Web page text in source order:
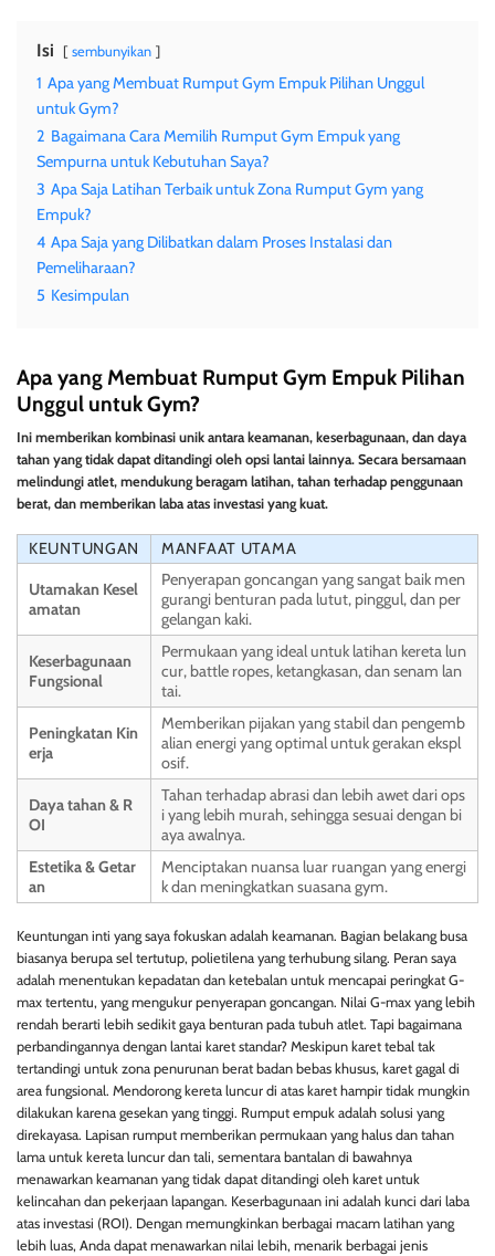
Isi sembunyikan
1 Apa yang Membuat Rumput Gym Empuk Pilihan Unggul
untuk Gym?
2 Bagaimana Cara Memilih Rumput Gym Empuk yang
Sempurna untuk Kebutuhan Saya?
3 Apa Saja Latihan Terbaik untuk Zona Rumput Gym yang
Empuk?
4 Apa Saja yang Dilibatkan dalam Proses Instalasi dan
Pemeliharaan?
5 Kesimpulan
Apa yang Membuat Rumput Gym Empuk Pilihan
Unggul untuk Gym?
Ini memberikan kombinasi unik antara keamanan, keserbagunaan, dan daya
tahan yang tidak dapat ditandingi oleh opsi lantai lainnya. Secara bersamaan
melindungi atlet, mendukung beragam latihan, tahan terhadap penggunaan
berat, dan memberikan laba atas investasi yang kuat.
KEUNTUNGAN MANFAAT UTAMA
Utamakan Kesel
amatan
Penyerapan goncangan yang sangat baik men
gurangi benturan pada lutut, pinggul, dan per
gelangan kaki.
Keserbagunaan
Fungsional
Permukaan yang ideal untuk latihan kereta lun
cur, battle ropes, ketangkasan, dan senam lan
tai.
Peningkatan Kin
erja
Memberikan pijakan yang stabil dan pengemb
alian energi yang optimal untuk gerakan ekspl
osif.
Daya tahan & R
OI
Tahan terhadap abrasi dan lebih awet dari ops
i yang lebih murah, sehingga sesuai dengan bi
aya awalnya.
Estetika & Getar
an
Menciptakan nuansa luar ruangan yang energi
k dan meningkatkan suasana gym.
Keuntungan inti yang saya fokuskan adalah keamanan. Bagian belakang busa
biasanya berupa sel tertutup, polietilena yang terhubung silang. Peran saya
adalah menentukan kepadatan dan ketebalan untuk mencapai peringkat G-
max tertentu, yang mengukur penyerapan goncangan. Nilai G-max yang lebih
rendah berarti lebih sedikit gaya benturan pada tubuh atlet. Tapi bagaimana
perbandingannya dengan lantai karet standar? Meskipun karet tebal tak
tertandingi untuk zona penurunan berat badan bebas khusus, karet gagal di
area fungsional. Mendorong kereta luncur di atas karet hampir tidak mungkin
dilakukan karena gesekan yang tinggi. Rumput empuk adalah solusi yang
direkayasa. Lapisan rumput memberikan permukaan yang halus dan tahan
lama untuk kereta luncur dan tali, sementara bantalan di bawahnya
menawarkan keamanan yang tidak dapat ditandingi oleh karet untuk
kelincahan dan pekerjaan lapangan. Keserbagunaan ini adalah kunci dari laba
atas investasi (ROI). Dengan memungkinkan berbagai macam latihan yang
lebih luas, Anda dapat menawarkan nilai lebih, menarik berbagai jenis